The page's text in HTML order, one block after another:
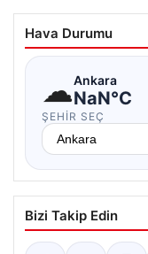
Hava Durumu
☁Ankara
NaN°C
ŞEHIR SEÇ
Bizi Takip Edin